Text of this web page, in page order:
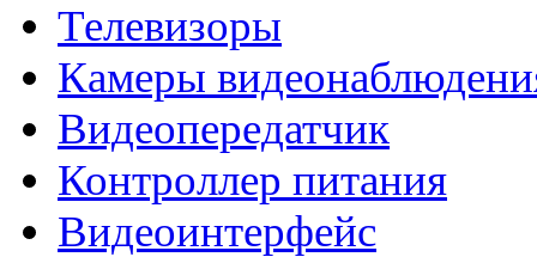
Телевизоры
Камеры
Видеопередатчик
Контроллер питания
Видеоинтерфейс